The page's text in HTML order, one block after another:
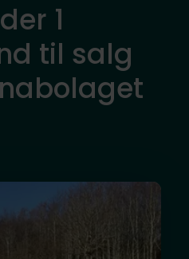
1
til salg